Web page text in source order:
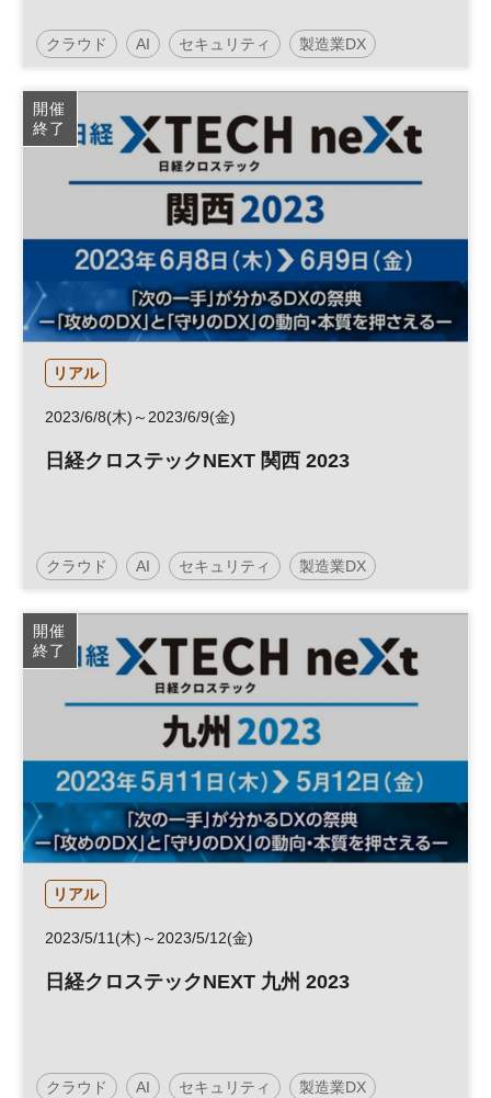
クラウド AI セキュリティ 製造業DX
人工知能 働き方改革 建設テック
DX
開催
終了
リアル
2023/6/8(木)～2023/6/9(金)
日経クロステックNEXT 関西 2023
クラウド AI セキュリティ 製造業DX
人工知能 働き方改革 建設テック
DX
開催
終了
リアル
2023/5/11(木)～2023/5/12(金)
日経クロステックNEXT 九州 2023
クラウド AI セキュリティ 製造業DX